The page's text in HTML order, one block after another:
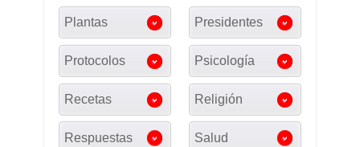
Plantas Presidentes
Protocolos Psicología
Recetas Religión
Respuestas Salud